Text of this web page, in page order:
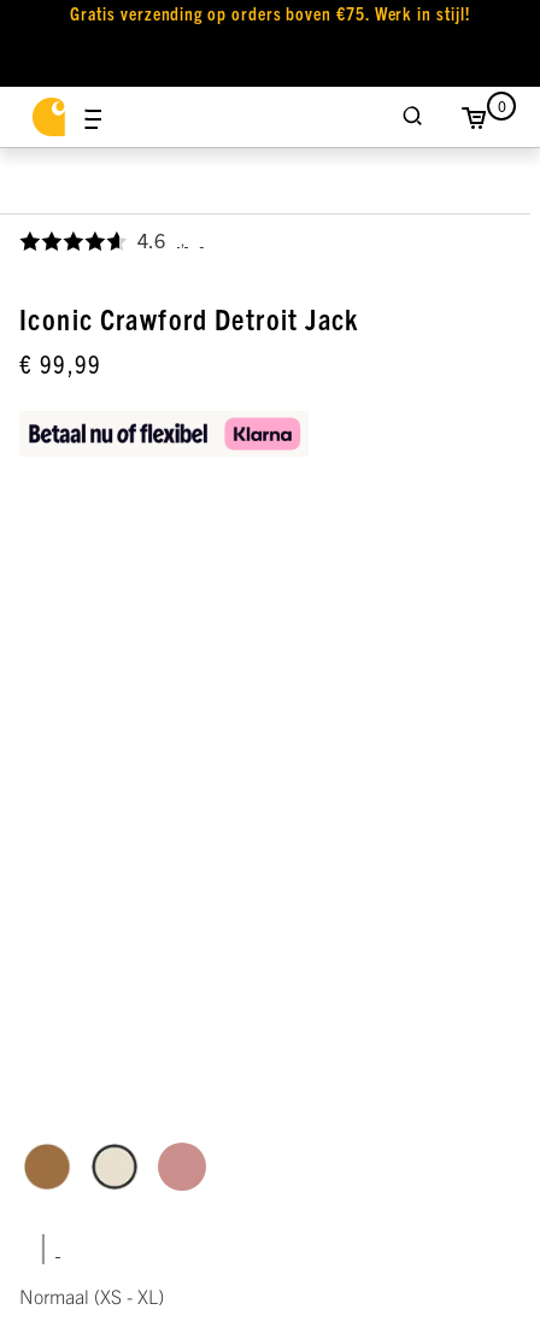
Gratis verzending op orders boven €75. Werk in stijl!
0
4.6 ,
Iconic Crawford Detroit Jack
€ 99,99
|
Normaal (XS - XL)